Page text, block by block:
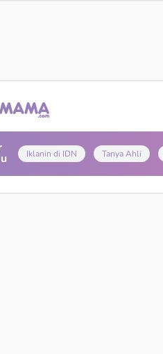
Iklanin di IDN Tanya Ahli